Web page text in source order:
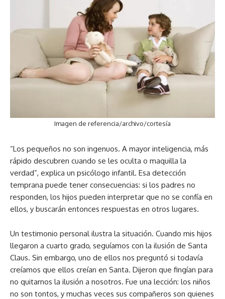
Imagen de referencia/archivo/cortesía
“Los pequeños no son ingenuos. A mayor inteligencia, más
rápido descubren cuando se les oculta o maquilla la
verdad”, explica un psicólogo infantil. Esa detección
temprana puede tener consecuencias: si los padres no
responden, los hijos pueden interpretar que no se confía en
ellos, y buscarán entonces respuestas en otros lugares.
Un testimonio personal ilustra la situación. Cuando mis hijos
llegaron a cuarto grado, seguíamos con la ilusión de Santa
Claus. Sin embargo, uno de ellos nos preguntó si todavía
creíamos que ellos creían en Santa. Dijeron que fingían para
no quitarnos la ilusión a nosotros. Fue una lección: los niños
no son tontos, y muchas veces sus compañeros son quienes